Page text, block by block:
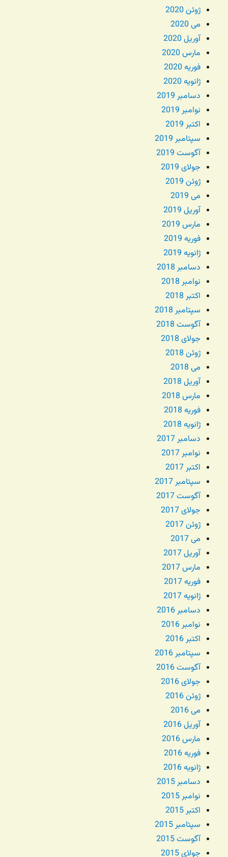
ژوئن 2020
می 2020
آوریل 2020
مارس 2020
فوریه 2020
ژانویه 2020
دسامبر 2019
نوامبر 2019
اکتبر 2019
سپتامبر 2019
آگوست 2019
جولای 2019
ژوئن 2019
می 2019
آوریل 2019
مارس 2019
فوریه 2019
ژانویه 2019
دسامبر 2018
نوامبر 2018
اکتبر 2018
سپتامبر 2018
آگوست 2018
جولای 2018
ژوئن 2018
می 2018
آوریل 2018
مارس 2018
فوریه 2018
ژانویه 2018
دسامبر 2017
نوامبر 2017
اکتبر 2017
سپتامبر 2017
آگوست 2017
جولای 2017
ژوئن 2017
می 2017
آوریل 2017
مارس 2017
فوریه 2017
ژانویه 2017
دسامبر 2016
نوامبر 2016
اکتبر 2016
سپتامبر 2016
آگوست 2016
جولای 2016
ژوئن 2016
می 2016
آوریل 2016
مارس 2016
فوریه 2016
ژانویه 2016
دسامبر 2015
نوامبر 2015
اکتبر 2015
سپتامبر 2015
آگوست 2015
جولای 2015